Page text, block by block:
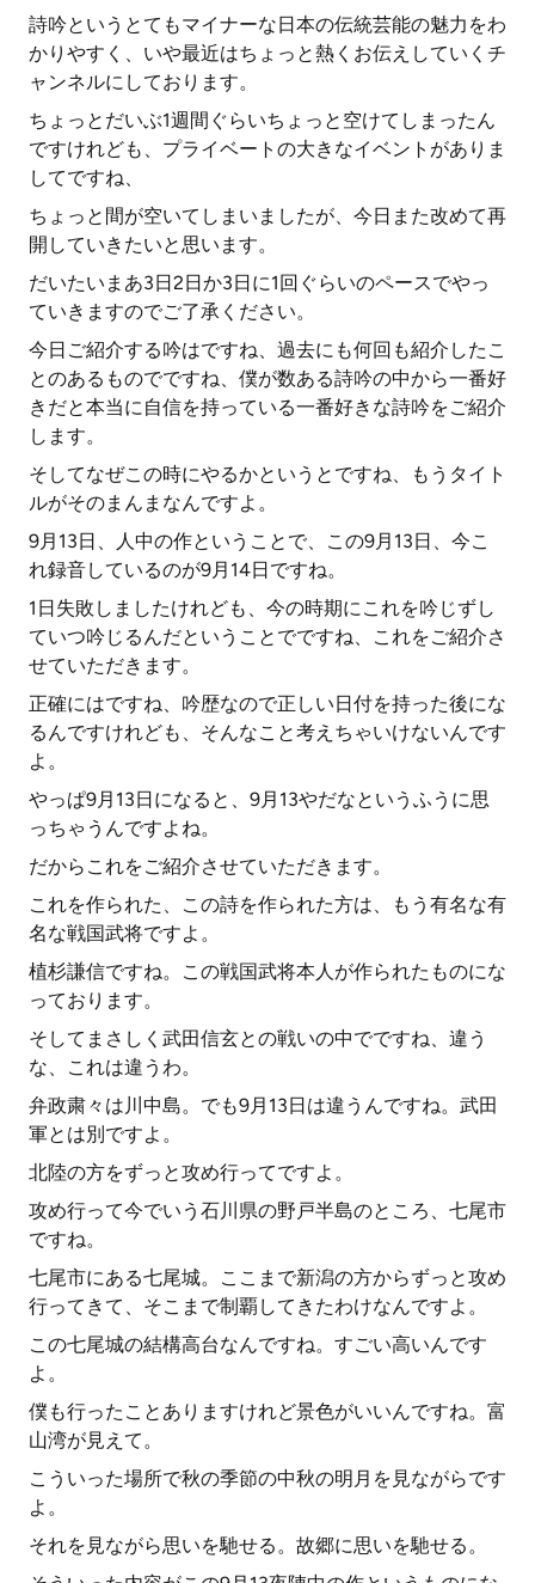
詩吟というとてもマイナーな日本の伝統芸能の魅力をわ
かりやすく、いや最近はちょっと熱くお伝えしていくチ
ャンネルにしております。
ちょっとだいぶ1週間ぐらいちょっと空けてしまったん
ですけれども、プライベートの大きなイベントがありま
してですね、
ちょっと間が空いてしまいましたが、今日また改めて再
開していきたいと思います。
だいたいまあ3日2日か3日に1回ぐらいのペースでやっ
ていきますのでご了承ください。
今日ご紹介する吟はですね、過去にも何回も紹介したこ
とのあるものでですね、僕が数ある詩吟の中から一番好
きだと本当に自信を持っている一番好きな詩吟をご紹介
します。
そしてなぜこの時にやるかというとですね、もうタイト
ルがそのまんまなんですよ。
9月13日、人中の作ということで、この9月13日、今こ
れ録音しているのが9月14日ですね。
1日失敗しましたけれども、今の時期にこれを吟じずし
ていつ吟じるんだということでですね、これをご紹介さ
せていただきます。
正確にはですね、吟歴なので正しい日付を持った後にな
るんですけれども、そんなこと考えちゃいけないんです
よ。
やっぱ9月13日になると、9月13やだなというふうに思
っちゃうんですよね。
だからこれをご紹介させていただきます。
これを作られた、この詩を作られた方は、もう有名な有
名な戦国武将ですよ。
植杉謙信ですね。この戦国武将本人が作られたものにな
っております。
そしてまさしく武田信玄との戦いの中でですね、違う
な、これは違うわ。
弁政粛々は川中島。でも9月13日は違うんですね。武田
軍とは別ですよ。
北陸の方をずっと攻め行ってですよ。
攻め行って今でいう石川県の野戸半島のところ、七尾市
ですね。
七尾市にある七尾城。ここまで新潟の方からずっと攻め
行ってきて、そこまで制覇してきたわけなんですよ。
この七尾城の結構高台なんですね。すごい高いんです
よ。
僕も行ったことありますけれど景色がいいんですね。富
山湾が見えて。
こういった場所で秋の季節の中秋の明月を見ながらです
よ。
それを見ながら思いを馳せる。故郷に思いを馳せる。